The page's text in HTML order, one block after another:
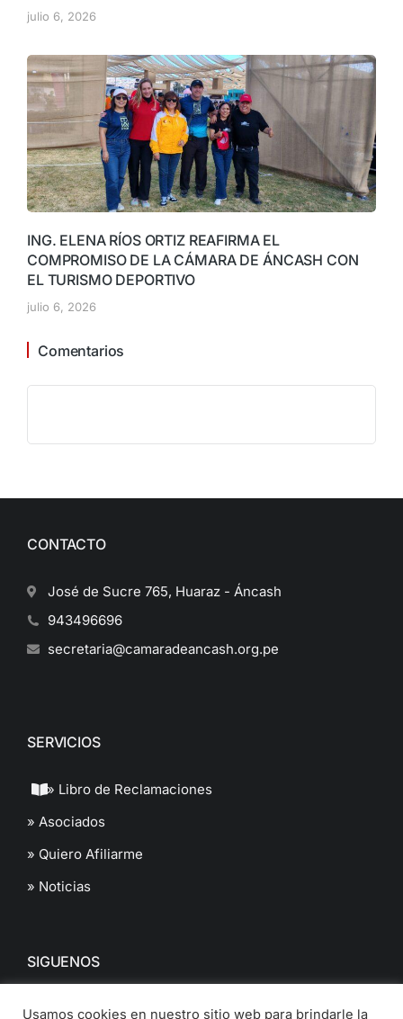
julio 6, 2026
ING. ELENA RÍOS ORTIZ REAFIRMA EL
COMPROMISO DE LA CÁMARA DE ÁNCASH CON
EL TURISMO DEPORTIVO
julio 6, 2026
Comentarios
CONTACTO
José de Sucre 765, Huaraz - Áncash
943496696
secretaria@camaradeancash.org.pe
SERVICIOS
» Libro de Reclamaciones
» Asociados
» Quiero Afiliarme
» Noticias
SIGUENOS
Usamos cookies en nuestro sitio web para brindarle la